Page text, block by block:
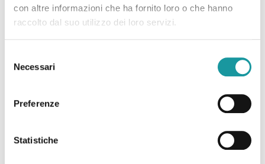
con altre informazioni che ha fornito loro o che hanno
raccolto dal suo utilizzo dei loro servizi.
delNecessari
Preferenze
Statistiche
22.6.2026 – “Andrea Filippini Floppy è morto. Addio
magica” “